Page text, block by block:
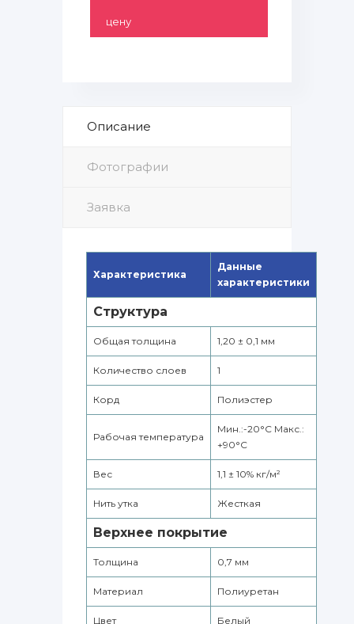
цену
Описание
Фотографии
Заявка
Характеристика
Данные
характеристики
Структура
Общая толщина 1,20 ± 0,1 мм
Количество слоев 1
Корд Полиэстер
Рабочая температура
Мин.:-20°С Макс.:
+90°С
Вес 1,1 ± 10% кг/м²
Нить утка Жесткая
Верхнее покрытие
Толщина 0,7 мм
Материал Полиуретан
Цвет Белый